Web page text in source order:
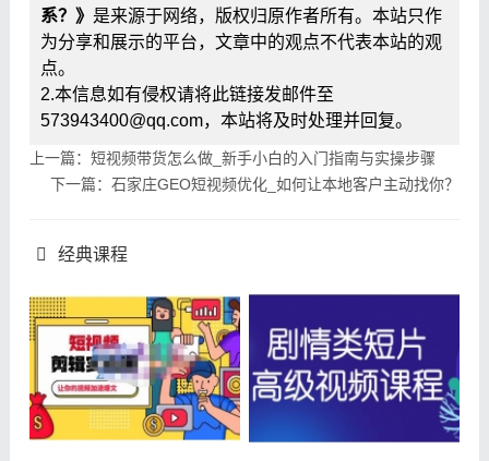
系？》 是来源于网络，版权归原作者所有。本站只作
为分享和展示的平台，文章中的观点不代表本站的观
点。
2.本信息如有侵权请将此链接发邮件至
573943400@qq.com，本站将及时处理并回复。
上一篇：短视频带货怎么做_新手小白的入门指南与实操步骤
下一篇：石家庄GEO短视频优化_如何让本地客户主动找你？
经典课程